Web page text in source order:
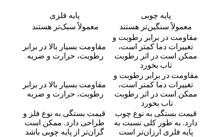
پایه چوبی
پایه فلزی
معمولاً سنگین‌تر هستند
معمولاً سبک‌تر هستند
مقاومت در برابر رطوبت و
تغییرات دما کمتر است،
ممکن است در اثر رطوبت
تاب بخورد
مقاومت بسیار بالا در برابر
رطوبت، حرارت و ضربه
مقاومت در برابر رطوبت و
تغییرات دما کمتر است،
ممکن است در اثر رطوبت
تاب بخورد
مقاومت بسیار بالا در برابر
رطوبت، حرارت و ضربه
قیمت بستگی به نوع چوب
دارد. به طور کلی نسبت به
پایه فلزی ارزان‌تر است
قیمت بستگی به نوع فلز و
طراحی دارد. ممکن است
گران‌تر از پایه چوبی باشد